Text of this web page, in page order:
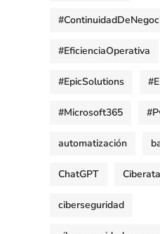
#EficienciaOperativa
#EpicSolutions
#Microsoft365
automatización
ChatGPT
ciberseguridad